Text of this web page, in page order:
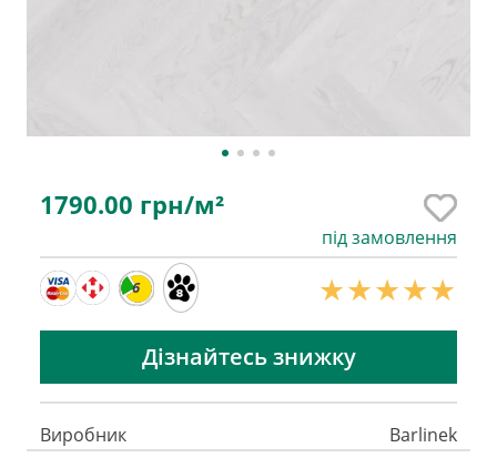
1790.00 грн/м²
під замовлення
6
Дізнайтесь знижку
Виробник
Barlinek